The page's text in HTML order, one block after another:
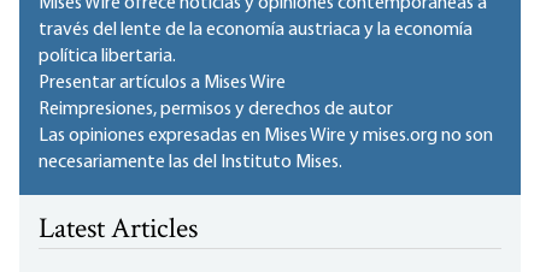
través del lente de la economía austriaca y la economía
política libertaria.
Presentar artículos a Mises Wire
Reimpresiones, permisos y derechos de autor
Las opiniones expresadas en Mises Wire y mises.org no son
necesariamente las del Instituto Mises.
Latest Articles